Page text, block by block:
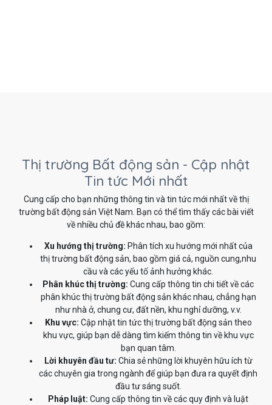
Thị trường Bất động sản - Cập nhật
Tin tức Mới nhất
Cung cấp cho bạn những thông tin và tin tức mới nhất về thị
trường bất động sản Việt Nam. Bạn có thể tìm thấy các bài viết
về nhiều chủ đề khác nhau, bao gồm:
Xu hướng thị trường: Phân tích xu hướng mới nhất của
thị trường bất động sản, bao gồm giá cả, nguồn cung,nhu
cầu và các yếu tố ảnh hưởng khác.
Phân khúc thị trường: Cung cấp thông tin chi tiết về các
phân khúc thị trường bất động sản khác nhau, chẳng hạn
như nhà ở, chung cư, đất nền, khu nghỉ dưỡng, v.v.
Khu vực: Cập nhật tin tức thị trường bất động sản theo
khu vực, giúp bạn dễ dàng tìm kiếm thông tin về khu vực
bạn quan tâm.
Lời khuyên đầu tư: Chia sẻ những lời khuyên hữu ích từ
các chuyên gia trong ngành để giúp bạn đưa ra quyết định
đầu tư sáng suốt.
Pháp luật: Cung cấp thông tin về các quy định và luật